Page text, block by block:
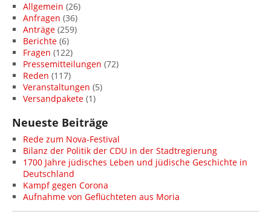
Allgemein (26)
Anfragen (36)
Anträge (259)
Berichte (6)
Fragen (122)
Pressemitteilungen (72)
Reden (117)
Veranstaltungen (5)
Versandpakete (1)
Neueste Beiträge
Rede zum Nova-Festival
Bilanz der Politik der CDU in der Stadtregierung
1700 Jahre jüdisches Leben und jüdische Geschichte in
Deutschland
Kampf gegen Corona
Aufnahme von Geflüchteten aus Moria